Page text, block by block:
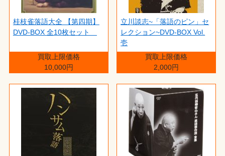
桂枝雀落語大全 【第四期】
DVD-BOX 全10枚セット
買取上限価格
10,000円
立川談志~「落語のピン」セ
レクション~DVD-BOX Vol.
壱
買取上限価格
2,000円